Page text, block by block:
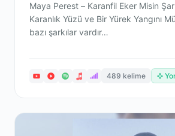
Maya Perest – Karanfil Eker Misin
Karanlık Yüzü ve Bir Yürek Yangını
bazı şarkılar vardır…
489 kelime